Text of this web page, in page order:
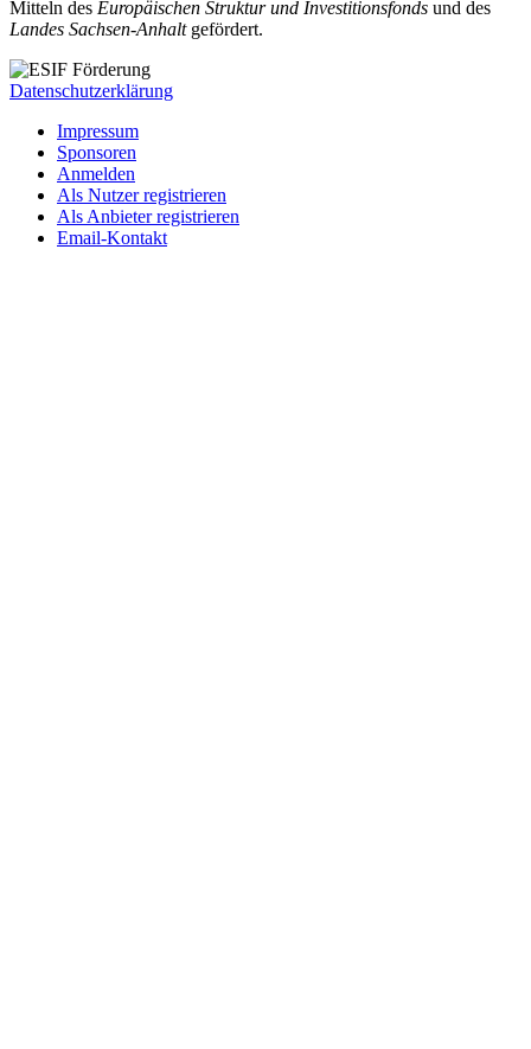
Mitteln des Europäischen Struktur und Investitionsfonds und des
Landes Sachsen-Anhaltgefördert.
Datenschutzerklärung
Impressum
Sponsoren
Anmelden
Als Nutzer registrieren
Als Anbieter registrieren
Email-Kontakt